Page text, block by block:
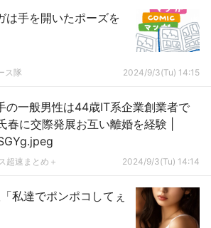
は手を開いたポーズを
ス隊 2024/9/3(Tu) 14:15
の一般男性は44歳IT系企業創業者で
春に交際発展お互い離婚を経験 |
超速まとめ＋ 2024/9/3(Tu) 14:14
私達でポンポコしてぇ